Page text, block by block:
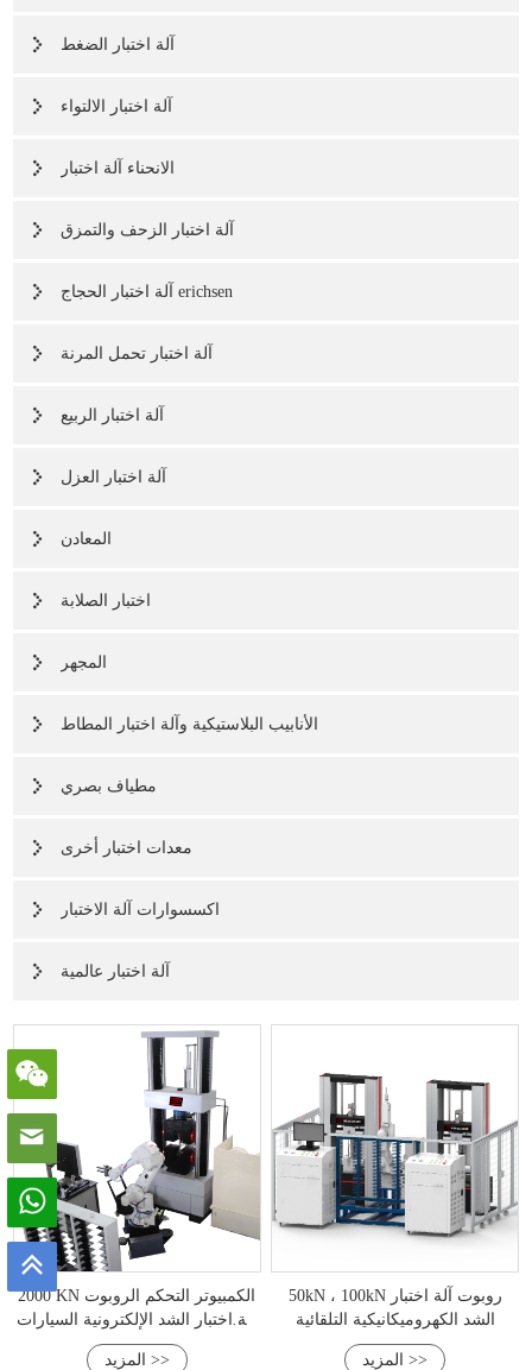
آلة اختبار الضغط
آلة اختبار الالتواء
الانحناء آلة اختبار
آلة اختبار الزحف والتمزق
آلة اختبار الحجاج erichsen
آلة اختبار تحمل المرنة
آلة اختبار الربيع
آلة اختبار العزل
المعادن
اختبار الصلابة
المجهر
الأنابيب البلاستيكية وآلة اختبار المطاط
مطياف بصري
معدات اختبار أخرى
اكسسوارات آلة الاختبار
آلة اختبار عالمية
2000 KN الكمبيوتر التحكم الروبوت
آلة اختبار الشد الإلكترونية السيارات
الكاملة
المزيد >>
50kN ، 100kN روبوت آلة اختبار
الشد الكهروميكانيكية التلقائية
المزيد >>